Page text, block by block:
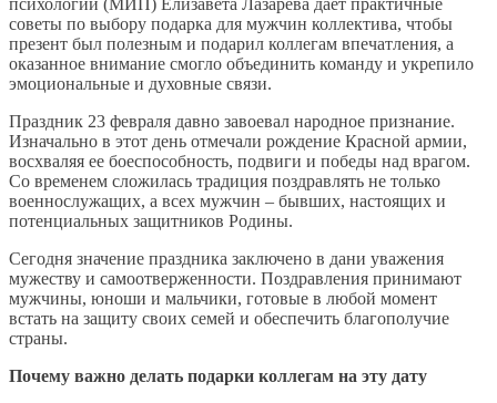
психологии (МИП) Елизавета Лазарева дает практичные
советы по выбору подарка для мужчин коллектива, чтобы
презент был полезным и подарил коллегам впечатления, а
оказанное внимание смогло объединить команду и укрепило
эмоциональные и духовные связи.
Праздник 23 февраля давно завоевал народное признание.
Изначально в этот день отмечали рождение Красной армии,
восхваляя ее боеспособность, подвиги и победы над врагом.
Со временем сложилась традиция поздравлять не только
военнослужащих, а всех мужчин – бывших, настоящих и
потенциальных защитников Родины.
Сегодня значение праздника заключено в дани уважения
мужеству и самоотверженности. Поздравления принимают
мужчины, юноши и мальчики, готовые в любой момент
встать на защиту своих семей и обеспечить благополучие
страны.
Почему важно делать подарки коллегам на эту дату